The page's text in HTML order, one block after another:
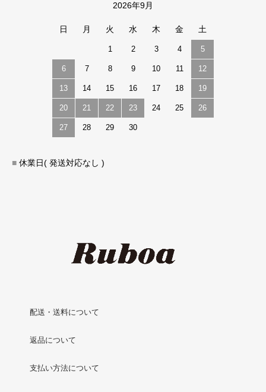
2026年9月
日 月 火 水 木 金 土
1 2 3 4 5
6 7 8 9 10 11 12
13 14 15 16 17 18 19
20 21 22 23 24 25 26
27 28 29 30
■ 休業日( 発送対応なし )
配送・送料について
返品について
支払い方法について